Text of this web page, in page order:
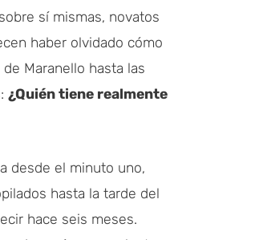
sí mismas, novatos
haber olvidado cómo
Maranello hasta las
¿Quién tiene realmente
desde el minuto uno,
hasta la tarde del
hace seis meses.